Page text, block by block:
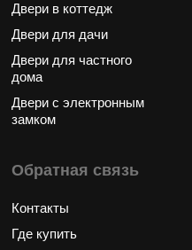
Двери в коттедж
Двери для дачи
Двери для частного
дома
Двери с электронным
замком
Обратная связь
Контакты
Где купить